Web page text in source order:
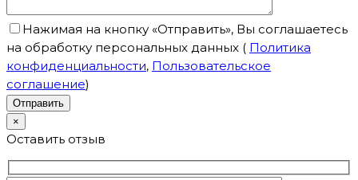
Нажимая на кнопку «Отправить», Вы соглашаетесь
на обработку персональных данных ( Политика
конфиденциальности, Пользовательское
соглашение)
×
Оставить отзыв